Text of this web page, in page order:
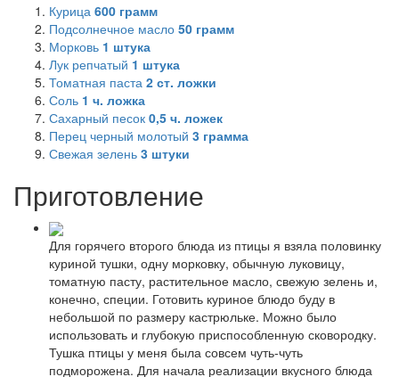
Курица 600 грамм
Подсолнечное масло 50 грамм
Морковь 1 штука
Лук репчатый 1 штука
Томатная паста 2 ст. ложки
Соль 1 ч. ложка
Сахарный песок 0,5 ч. ложек
Перец черный молотый 3 грамма
Свежая зелень 3 штуки
Приготовление
Для горячего второго блюда из птицы я взяла половинку
куриной тушки, одну морковку, обычную луковицу,
томатную пасту, растительное масло, свежую зелень и,
конечно, специи. Готовить куриное блюдо буду в
небольшой по размеру кастрюльке. Можно было
использовать и глубокую приспособленную сковородку.
Тушка птицы у меня была совсем чуть-чуть
подморожена. Для начала реализации вкусного блюда